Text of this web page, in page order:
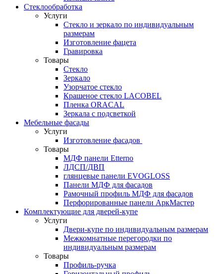
Стеклообработка
Услуги
Стекло и зеркало по индивидуальным
размерам
Изготовление фацета
Гравировка
Товары
Стекло
Зеркало
Узорчатое стекло
Крашеное стекло LACOBEL
Пленка ORACAL
Зеркала с подсветкой
Мебельные фасады
Услуги
Изготовление фасадов
Товары
МДФ панели Etterno
ЛДСП/ДВП
глянцевые панели EVOGLOSS
Панели МДФ для фасадов
Рамочный профиль МДФ для фасадов
Перфорированные панели АркМастер
Комплектующие для дверей-купе
Услуги
Двери-купе по индивидуальным размерам
Межкомнатные перегородки по
индивидуальным размерам
Товары
Профиль-ручка